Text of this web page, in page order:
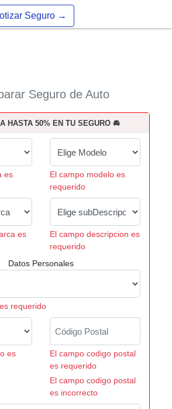
Seguro →
Seguro de Auto
HASTA 50% EN TU SEGURO 🚘
es
El campo modelo es
requerido
es
El campo descripcion es
requerido
Datos Personales
requerido
es
El campo codigo postal
es requerido
El campo codigo postal
es incorrecto